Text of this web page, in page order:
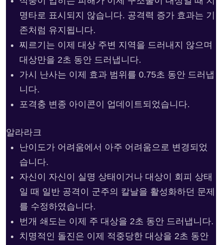
명타로 표시되지 않습니다. 공격력 증가 효과는 기
존처럼 유지됩니다.
찌르기는 이제 대상 주변 지역을 드러내지 않으며
대상만을 2초 동안 드러냅니다.
가시 난사는 이제 효과 범위를 0.75초 동안 드러냅
니다.
포격충 변종 아이콘이 업데이트되었습니다.
알라라크
난이도가 어려움에서 아주 어려움으로 변경되었
습니다.
자신이 자신이 실명 상태이거나 대상이 회피 상태
일 때 일반 공격이 군주의 칼날을 활성화하던 문제
를 수정하였습니다.
번개 쇄도는 이제 주 대상을 2초 동안 드러냅니다.
치명적인 돌진은 이제 적중당한 대상을 2초 동안